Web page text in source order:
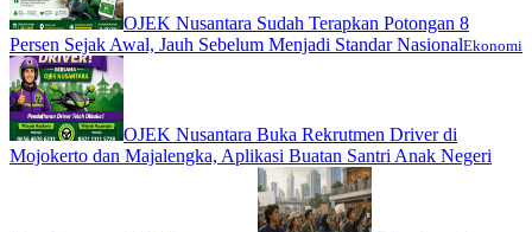
OJEK Nusantara Sudah Terapkan Potongan 8
Persen Sejak Awal, Jauh Sebelum Menjadi Standar NasionalEkonomi
OJEK Nusantara Buka Rekrutmen Driver di
Mojokerto dan Majalengka, Aplikasi Buatan Santri Anak Negeri